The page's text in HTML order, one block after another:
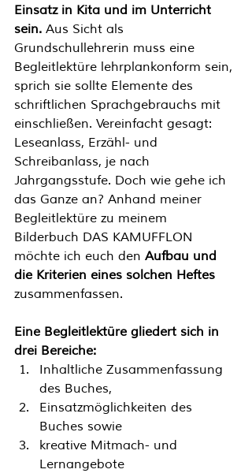
Einsatz in Kita und im Unterricht
sein. Aus Sicht als
Grundschullehrerin muss eine
Begleitlektüre lehrplankonform sein,
sprich sie sollte Elemente des
schriftlichen Sprachgebrauchs mit
einschließen. Vereinfacht gesagt:
Leseanlass, Erzähl- und
Schreibanlass, je nach
Jahrgangsstufe. Doch wie gehe ich
das Ganze an? Anhand meiner
Begleitlektüre zu meinem
Bilderbuch DAS KAMUFFLON
möchte ich euch den Aufbau und
die Kriterien eines solchen Heftes
zusammenfassen.
Eine Begleitlektüre gliedert sich in
drei Bereiche:
Inhaltliche Zusammenfassung
des Buches,
Einsatzmöglichkeiten des
Buches sowie
kreative Mitmach- und
Lernangebote